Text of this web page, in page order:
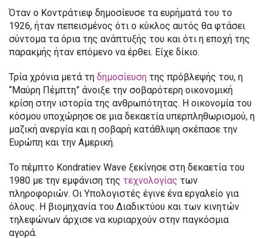
Όταν ο Κοντράτιεφ δημοσίευσε τα ευρήματά του το
1926, ήταν πεπεισμένος ότι ο κύκλος αυτός θα φτάσει
σύντομα τα όρια της ανάπτυξής του και ότι η εποχή της
παρακμής ήταν επόμενο να έρθει. Είχε δίκιο.
Τρία χρόνια μετά τη δημοσίευση της πρόβλεψής του, η
“Μαύρη Πέμπτη” άνοιξε την σοβαρότερη οικονομική
κρίση στην ιστορία της ανθρωπότητας. Η οικονομία του
κόσμου υποχώρησε σε μια δεκαετία υπερπληθωρισμού, η
μαζική ανεργία και η σοβαρή κατάθλιψη σκέπασε την
Ευρώπη και την Αμερική.
Το πέμπτο Kondratiev Wave ξεκίνησε στη δεκαετία του
1980 με την εμφάνιση της τεχνολογίας των
πληροφοριών. Οι Υπολογιστές έγινε ένα εργαλείο για
όλους. Η βιομηχανία του Διαδικτύου και των κινητών
τηλεφώνων άρχισε να κυριαρχούν στην παγκόσμια
αγορά.